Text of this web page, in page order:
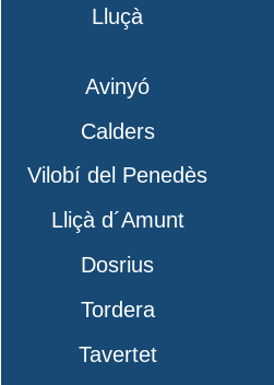
Lluçà
Avinyó
Calders
Vilobí del Penedès
Lliçà d´Amunt
Dosrius
Tordera
Tavertet